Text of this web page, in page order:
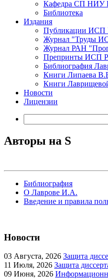
Кафедра СП
Библиотека
Издания
Публикации ИСП
Журнал "Труды
Журнал РАН
Препринты ИСП
Библиография
Книги Липаева
Книги
Новости
Лицензии
Авторы на S
Библиография
О Лаврове И.А.
Введение и правила
Новости
03 Августа, 2026 Защита
11 Июля, 2026 Защита
09 Июня, 2026